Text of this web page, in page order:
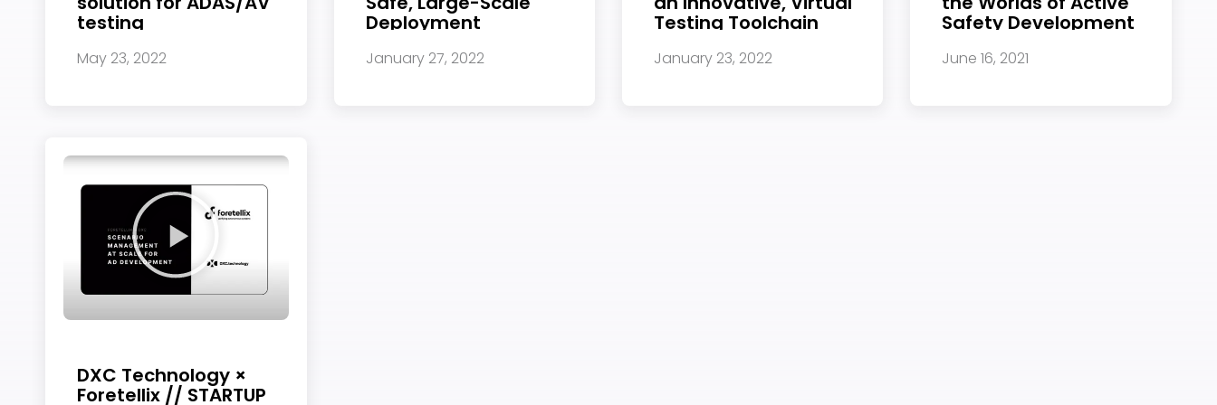
testing
May 23, 2022
Deployment
January 27, 2022
Testing Toolchain
January 23, 2022
Safety Development
June 16, 2021
DXC Technology ×
Foretellix // STARTUP
Subscribe
newsletter​